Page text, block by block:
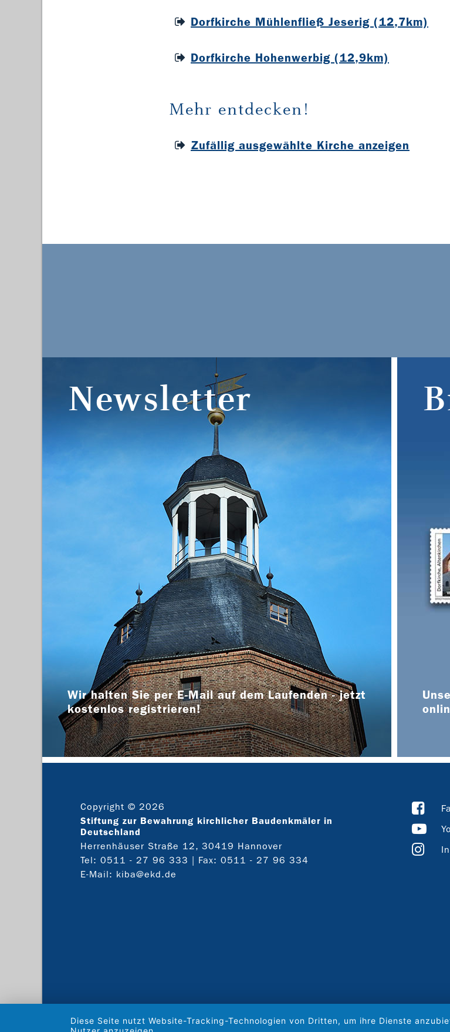
Dorfkirche Mühlenfließ Jeserig (12,7km)
Dorfkirche Hohenwerbig (12,9km)
Mehr entdecken!
Zufällig ausgewählte Kirche anzeigen
Newsletter
Wir halten Sie per E-Mail auf dem Laufenden - jetzt
kostenlos registrieren!
Copyright © 2026
Stiftung zur Bewahrung kirchlicher Baudenkmäler in
Deutschland
Herrenhäuser Straße 12, 30419 Hannover
Tel: 0511 - 27 96 333 | Fax: 0511 - 27 96 334
E-Mail: kiba@ekd.de
Diese Seite nutzt Website-Tracking-Technologien von Dritten, um ihre Dienste